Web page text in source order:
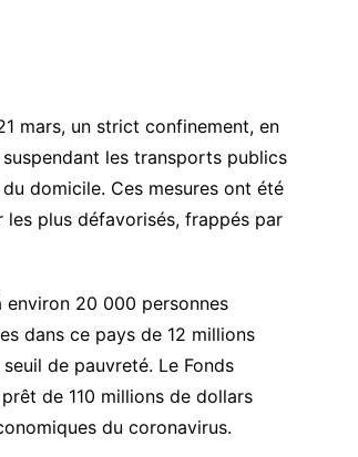
mars, un strict confinement, en
les transports publics
domicile. Ces mesures ont été
les plus défavorisés, frappés par
environ 20 000 personnes
dans ce pays de 12 millions
de pauvreté. Le Fonds
de 110 millions de dollars
du coronavirus.